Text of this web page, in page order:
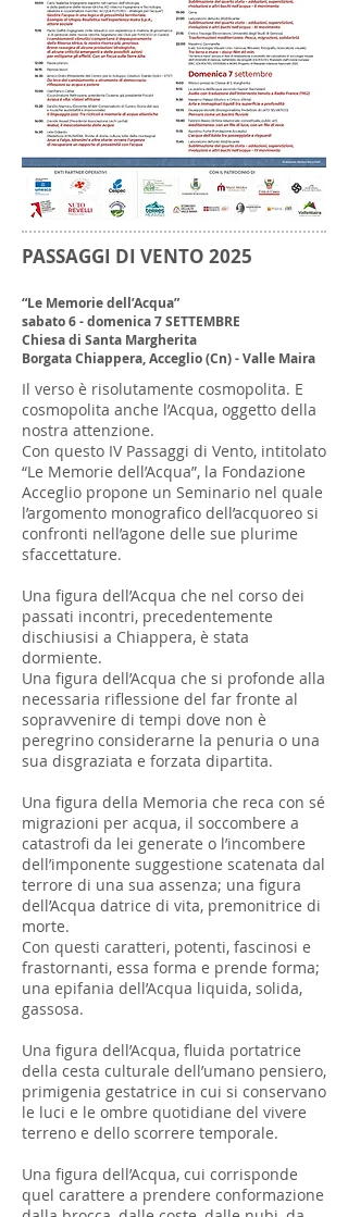
PASSAGGI DI VENTO 2025
“Le Memorie dell’Acqua”
sabato 6 - domenica 7 SETTEMBRE
Chiesa di Santa Margherita
Borgata Chiappera, Acceglio (Cn) - Valle Maira
Il verso è risolutamente cosmopolita. E
cosmopolita anche l’Acqua, oggetto della
nostra attenzione.
Con questo IV Passaggi di Vento, intitolato
“Le Memorie dell’Acqua”, la Fondazione
Acceglio propone un Seminario nel quale
l’argomento monografico dell’acquoreo si
confronti nell’agone delle sue plurime
sfaccettature.
Una figura dell’Acqua che nel corso dei
passati incontri, precedentemente
dischiusisi a Chiappera, è stata
dormiente.
Una figura dell’Acqua che si profonde alla
necessaria riflessione del far fronte al
sopravvenire di tempi dove non è
peregrino considerarne la penuria o una
sua disgraziata e forzata dipartita.
Una figura della Memoria che reca con sé
migrazioni per acqua, il soccombere a
catastrofi da lei generate o l’incombere
dell’imponente suggestione scatenata dal
terrore di una sua assenza; una figura
dell’Acqua datrice di vita, premonitrice di
morte.
Con questi caratteri, potenti, fascinosi e
frastornanti, essa forma e prende forma;
una epifania dell’Acqua liquida, solida,
gassosa.
Una figura dell’Acqua, fluida portatrice
della cesta culturale dell’umano pensiero,
primigenia gestatrice in cui si conservano
le luci e le ombre quotidiane del vivere
terreno e dello scorrere temporale.
Una figura dell’Acqua, cui corrisponde
quel carattere a prendere conformazione